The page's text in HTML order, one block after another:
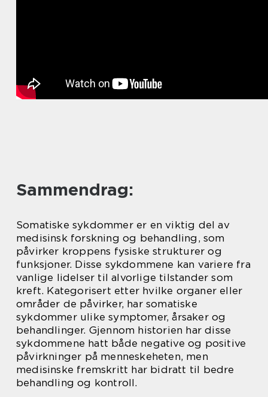
Sammendrag:
Somatiske sykdommer er en viktig del av
medisinsk forskning og behandling, som
påvirker kroppens fysiske strukturer og
funksjoner. Disse sykdommene kan variere fra
vanlige lidelser til alvorlige tilstander som
kreft. Kategorisert etter hvilke organer eller
områder de påvirker, har somatiske
sykdommer ulike symptomer, årsaker og
behandlinger. Gjennom historien har disse
sykdommene hatt både negative og positive
påvirkninger på menneskeheten, men
medisinske fremskritt har bidratt til bedre
behandling og kontroll.